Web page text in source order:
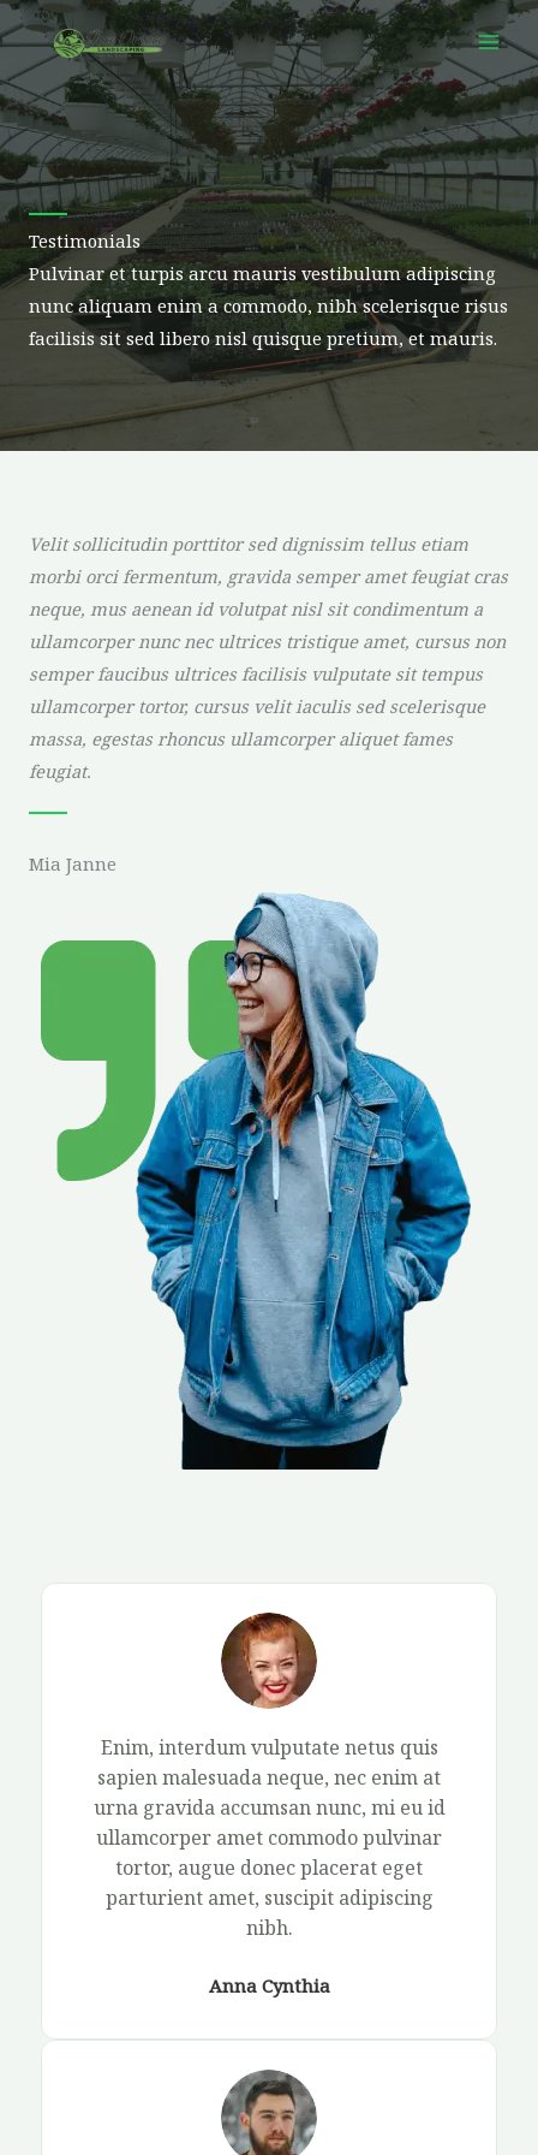
Skip
to
content
Testimonials
Pulvinar et turpis arcu mauris vestibulum adipiscing
nunc aliquam enim a commodo, nibh scelerisque risus
facilisis sit sed libero nisl quisque pretium, et mauris.
Velit sollicitudin porttitor sed dignissim tellus etiam
morbi orci fermentum, gravida semper amet feugiat cras
neque, mus aenean id volutpat nisl sit condimentum a
ullamcorper nunc nec ultrices tristique amet, cursus non
semper faucibus ultrices facilisis vulputate sit tempus
ullamcorper tortor, cursus velit iaculis sed scelerisque
massa, egestas rhoncus ullamcorper aliquet fames
feugiat.
Mia Janne​
Enim, interdum vulputate netus quis
sapien malesuada neque, nec enim at
urna gravida accumsan nunc, mi eu id
ullamcorper amet commodo pulvinar
tortor, augue donec placerat eget
parturient amet, suscipit adipiscing
nibh.​
Anna Cynthia​